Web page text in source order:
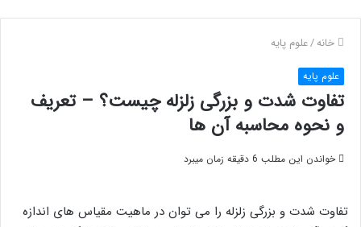
خانه/علوم پایه
علوم پایه
تفاوت شدت و بزرگی زلزله چیست؟ – تعریف
و نحوه محاسبه آن ها
خواندن این مطلب 6 دقیقه زمان میبرد
تفاوت شدت و بزرگی زلزله را می توان در ماهیت مقیاس های اندازه